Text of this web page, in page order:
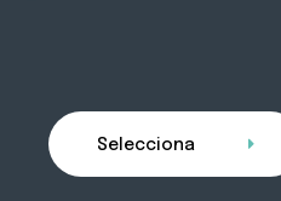
Selecciona